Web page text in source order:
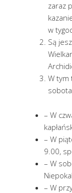
zaraz
w
Są
W tym
– W
– W
9.00,
– W
– W